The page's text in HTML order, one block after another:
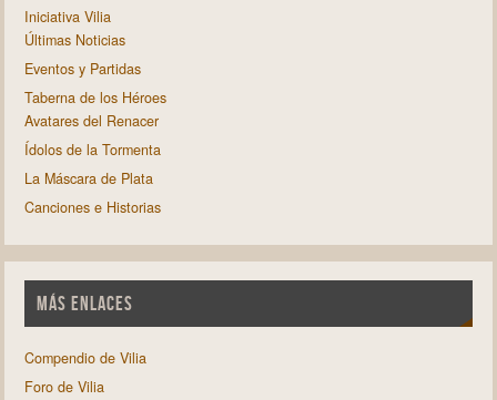
Iniciativa Vilia
Últimas Noticias
Eventos y Partidas
Taberna de los Héroes
Avatares del Renacer
Ídolos de la Tormenta
La Máscara de Plata
Canciones e Historias
MÁS ENLACES
Compendio de Vilia
Foro de Vilia